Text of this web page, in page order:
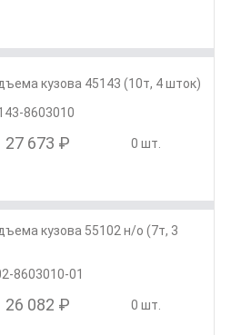
кузова 45143 (10т, 4 шток)
8603010
27 673 ₽ 0 шт.
кузова 55102 н/о (7т, 3
8603010-01
26 082 ₽ 0 шт.